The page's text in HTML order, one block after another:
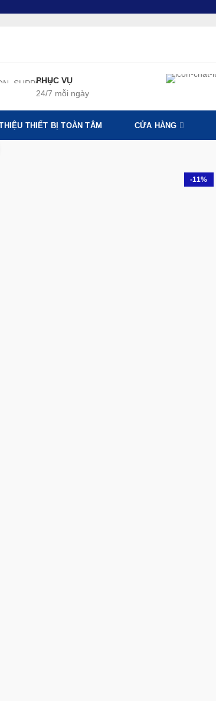
PHỤC VỤ
24/7 mỗi ngày
THIẾT BỊ TOÀN TÂM CỬA HÀNG
-11%